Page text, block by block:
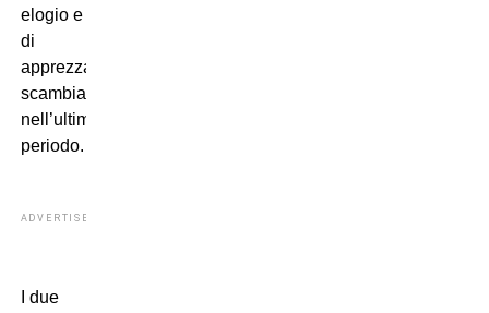
elogio e
di
apprezzamento
scambiate
nell’ultimo
periodo.
ADVERTISEMENT
I due